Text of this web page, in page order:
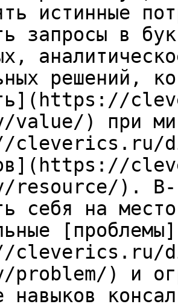
истинные
запросы в
решений,
value/) при
cleverics.ru/
resource/). В-
себя на
[проблемы]
cleverics.ru/
problem/) и
навыков